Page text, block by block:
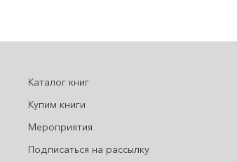
Каталог книг
Купим книги
Мероприятия
Подписаться на рассылку